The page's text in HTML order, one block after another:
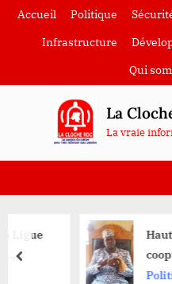
SkipAccueil Politique
Infrastructure
Qui
La
La vraie
Haut-Uele :
cooptation
Nangaa
Politique
prev